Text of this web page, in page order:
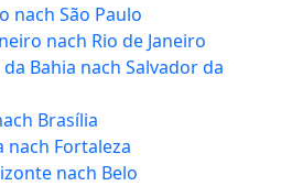
nach São Paulo
nach Rio de Janeiro
Bahia nach Salvador da
Brasília
nach Fortaleza
nach Belo